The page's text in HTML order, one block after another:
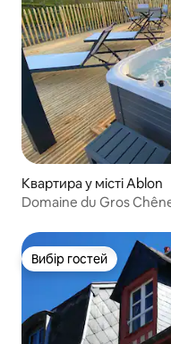
Квартира у місті Ablon
Domaine du Gros
Вибір гостей
Вибір гостей